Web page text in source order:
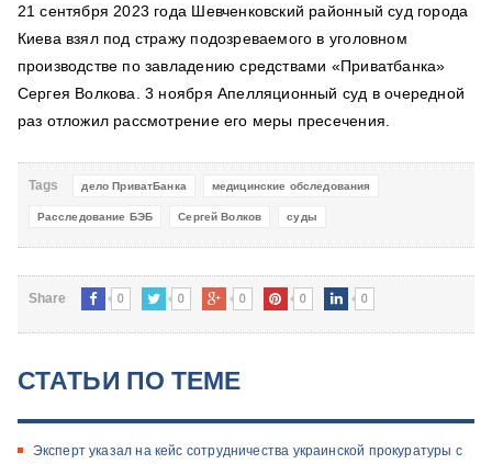
21 сентября 2023 года Шевченковский районный суд города
Киева взял под стражу подозреваемого в уголовном
производстве по завладению средствами «Приватбанка»
Сергея Волкова. 3 ноября Апелляционный суд в очередной
раз отложил рассмотрение его меры пресечения.
Tags дело ПриватБанка медицинские обследования
Расследование БЭБ Сергей Волков суды
Share 0 0 0 0 0
СТАТЬИ ПО ТЕМЕ
Эксперт указал на кейс сотрудничества украинской прокуратуры с